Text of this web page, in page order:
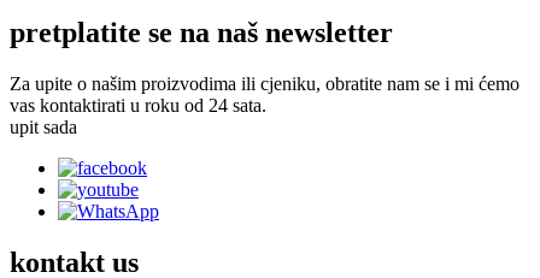
pretplatite se na naš newsletter
Za upite o našim proizvodima ili cjeniku, obratite nam se i mi ćemo
vas kontaktirati u roku od 24 sata.
upit sada
kontakt us